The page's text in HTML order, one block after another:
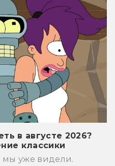
в августе 2026?
классики
мы уже видели.